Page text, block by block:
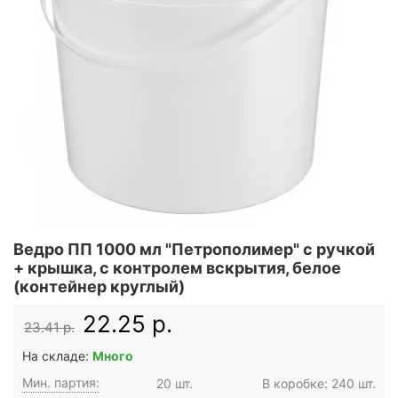
Ведро ПП 1000 мл "Петрополимер" с ручкой
+ крышка, с контролем вскрытия, белое
(контейнер круглый)
23.41 р. 22.25 р.
На складе: Много
Мин. партия:
20 шт. В коробке: 240 шт.